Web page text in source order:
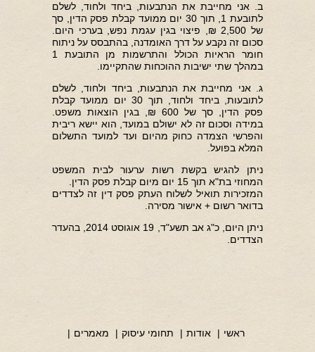
ב. אני מחייבת את הנתבעות, ביחד ולחוד, לשלם
לתובעת 1, תוך 30 יום ממועד קבלת פסק הדין, סך
של 2,500 ₪, פיצוי בגין עגמת נפש, בערכי היום.
סכום זה נקבע על דרך האומדנה, בהתבסס על ניתוח
חומר הראיות הכולל והתרשמות מן התובעת 1
במהלך שתי ישיבות ההוכחות שהתקיימו.
ג. אני מחייבת את הנתבעות, ביחד ולחוד, לשלם
לתובעות, ביחד ולחוד, תוך 30 יום ממועד קבלת
פסק הדין, סך של 600 ₪, בגין הוצאות משפט.
במידה וסכום זה לא ישולם במועד, הוא יישא ריבית
והפרשי הצמדה כחוק מהיום ועד למועד התשלום
המלא בפועל.
ניתן להגיש בקשת רשות ערעור לבית המשפט
המחוזי בת"א תוך 15 יום מיום קבלת פסק הדין.
המזכירות תואיל לשלוח העתק פסק דין זה לצדדים
בדואר רשום + אישור מסירה.
ניתן היום, כ"ג אב תשע"ד, 19 אוגוסט 2014, בהעדר
הצדדים.
ראשי | אודות | תחומי עיסוק | מאמרים |